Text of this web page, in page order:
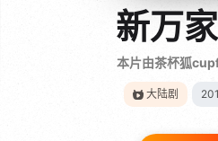
新万
本片由茶杯狐
大陆剧